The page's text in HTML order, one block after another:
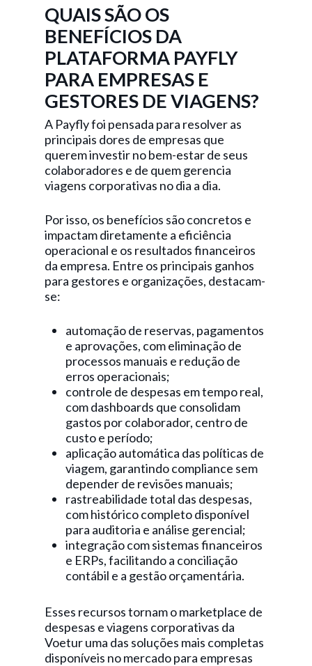
QUAIS SÃO OS
BENEFÍCIOS DA
PLATAFORMA PAYFLY
PARA EMPRESAS E
GESTORES DE VIAGENS?
A Payfly foi pensada para resolver as
principais dores de empresas que
querem investir no bem-estar de seus
colaboradores e de quem gerencia
viagens corporativas no dia a dia.
Por isso, os benefícios são concretos e
impactam diretamente a eficiência
operacional e os resultados financeiros
da empresa. Entre os principais ganhos
para gestores e organizações, destacam-
se:
automação de reservas, pagamentos
e aprovações, com eliminação de
processos manuais e redução de
erros operacionais;
controle de despesas em tempo real,
com dashboards que consolidam
gastos por colaborador, centro de
custo e período;
aplicação automática das políticas de
viagem, garantindo compliance sem
depender de revisões manuais;
rastreabilidade total das despesas,
com histórico completo disponível
para auditoria e análise gerencial;
integração com sistemas financeiros
e ERPs, facilitando a conciliação
contábil e a gestão orçamentária.
Esses recursos tornam o marketplace de
despesas e viagens corporativas da
Voetur uma das soluções mais completas
disponíveis no mercado para empresas